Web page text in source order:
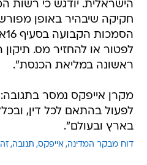
הישראלית. יודגש כי רשות
חקיקה שיבהיר באופן
לפטור או להחזיר מס.
ראשונה במליאת הכנסת".
מקרן אייפקס נמסר
לפעול בהתאם לכל דין,
בארץ ובעולם".
דוח מבקר המדינה אייפקס תנובה